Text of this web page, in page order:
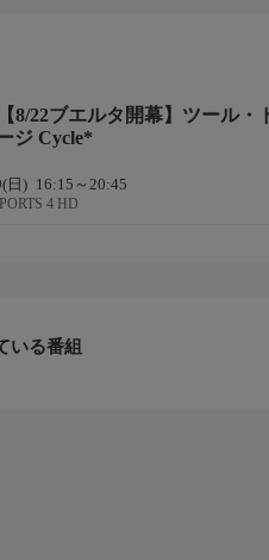
【8/22ブエルタ開幕】ツール
ジ Cycle*
日) 16:15～20:45
4 HD
いる番組